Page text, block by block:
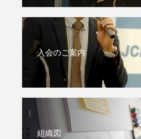
入会のご案内
組織図